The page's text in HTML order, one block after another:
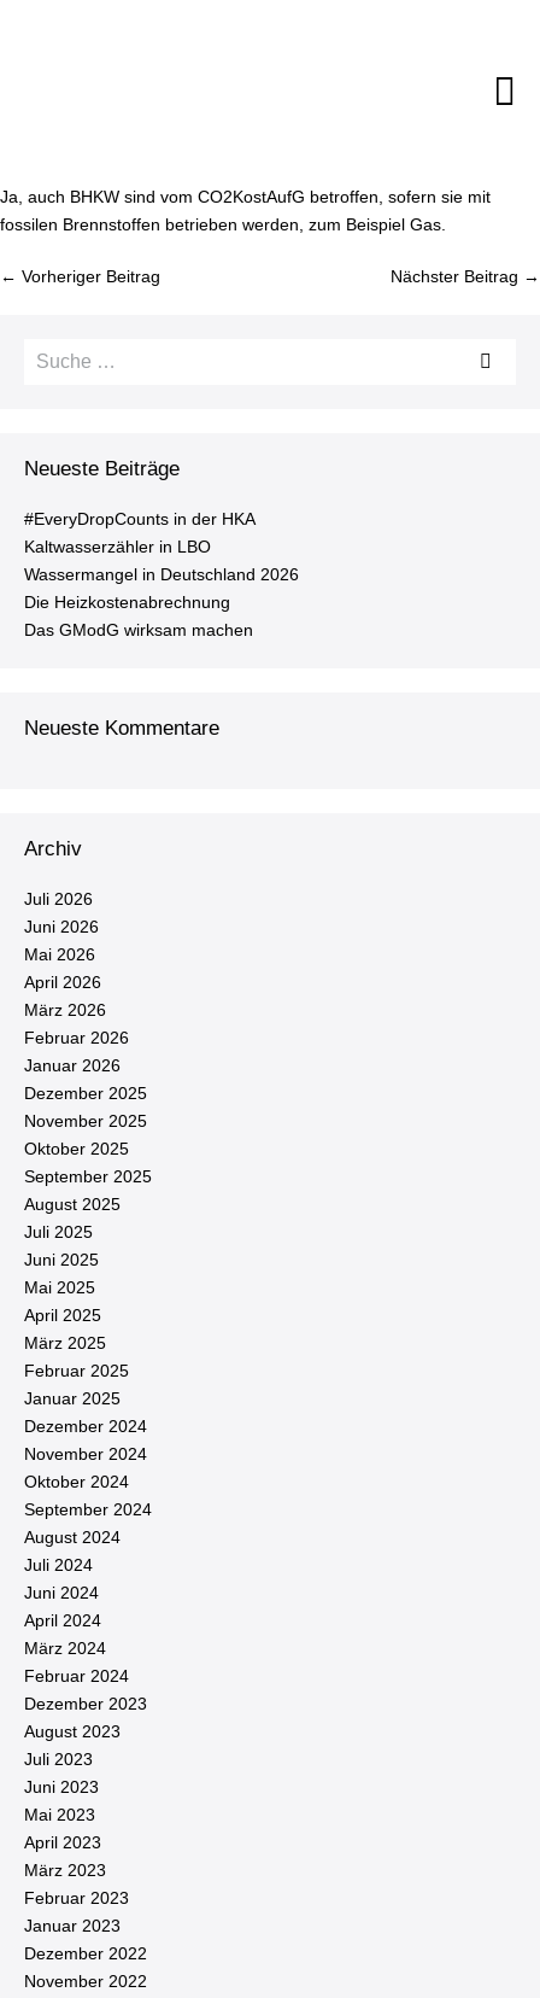
Ja, auch BHKW sind vom CO2­Kost­AufG betroffen, sofern sie mit
fossilen Brenn­stof­fen betrieben werden, zum Beispiel Gas.
Bei­
← Vorheriger Beitrag Nächster Beitrag →
Suche
Neueste Beiträge
#Ever­y­Drop­Counts in der HKA
Kalt­was­ser­zäh­ler in LBO
Was­ser­man­gel in Deutsch­land 2026
Die Heiz­kos­ten­ab­rech­nung
Das GModG wirksam machen
Neueste Kommentare
Archiv
Juli 2026
Juni 2026
Mai 2026
April 2026
März 2026
Februar 2026
Januar 2026
Dezember 2025
November 2025
Oktober 2025
September 2025
August 2025
Juli 2025
Juni 2025
Mai 2025
April 2025
März 2025
Februar 2025
Januar 2025
Dezember 2024
November 2024
Oktober 2024
September 2024
August 2024
Juli 2024
Juni 2024
April 2024
März 2024
Februar 2024
Dezember 2023
August 2023
Juli 2023
Juni 2023
Mai 2023
April 2023
März 2023
Februar 2023
Januar 2023
Dezember 2022
November 2022